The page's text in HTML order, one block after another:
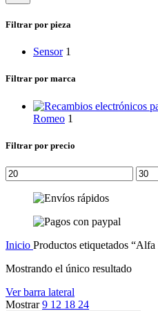
Filtrar por pieza
Sensor 1
Filtrar por marca
Romeo 1
Filtrar por precio
Precio
mínimo
Precio
Inicio Productos etiquetados
Mostrando el único resultado
Ver barra lateral
Mostrar9 12 18 24